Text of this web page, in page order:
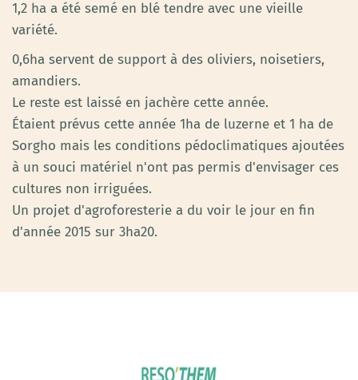
1,2 ha a été semé en blé tendre avec une vieille
variété.
0,6ha servent de support à des oliviers, noisetiers,
amandiers.
Le reste est laissé en jachère cette année.
Étaient prévus cette année 1ha de luzerne et 1 ha de
Sorgho mais les conditions pédoclimatiques ajoutées
à un souci matériel n'ont pas permis d'envisager ces
cultures non irriguées.
Un projet d'agroforesterie a du voir le jour en fin
d'année 2015 sur 3ha20.